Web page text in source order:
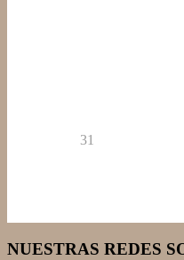
31
NUESTRAS REDES